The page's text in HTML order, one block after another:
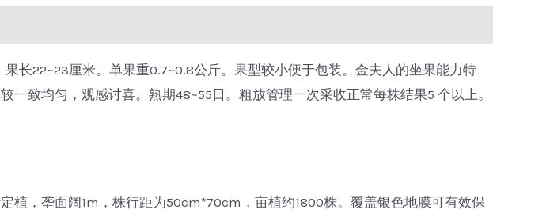
长22~23厘米。单果重0.7~0.8公斤。果型较小便于包装。金夫人的坐果能力特
致均匀，观感讨喜。熟期48~55日。粗放管理一次采收正常每株结果5 个以上。
植，垄面阔1m，株行距为50cm*70cm，亩植约1800株。覆盖银色地膜可有效保